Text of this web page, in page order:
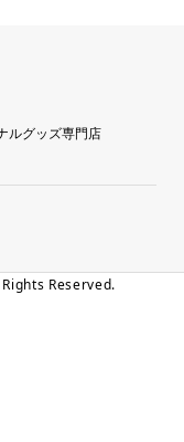
ルグッズ専門店
Rights Reserved.